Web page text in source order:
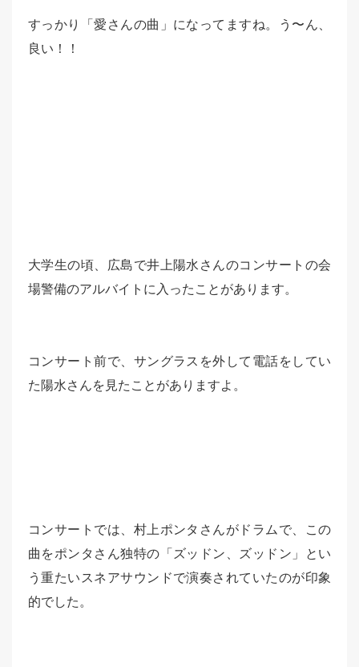
すっかり「愛さんの曲」になってますね。う〜ん、
良い！！
大学生の頃、広島で井上陽水さんのコンサートの会
場警備のアルバイトに入ったことがあります。
コンサート前で、サングラスを外して電話をしてい
た陽水さんを見たことがありますよ。
コンサートでは、村上ポンタさんがドラムで、この
曲をポンタさん独特の「ズッドン、ズッドン」とい
う重たいスネアサウンドで演奏されていたのが印象
的でした。